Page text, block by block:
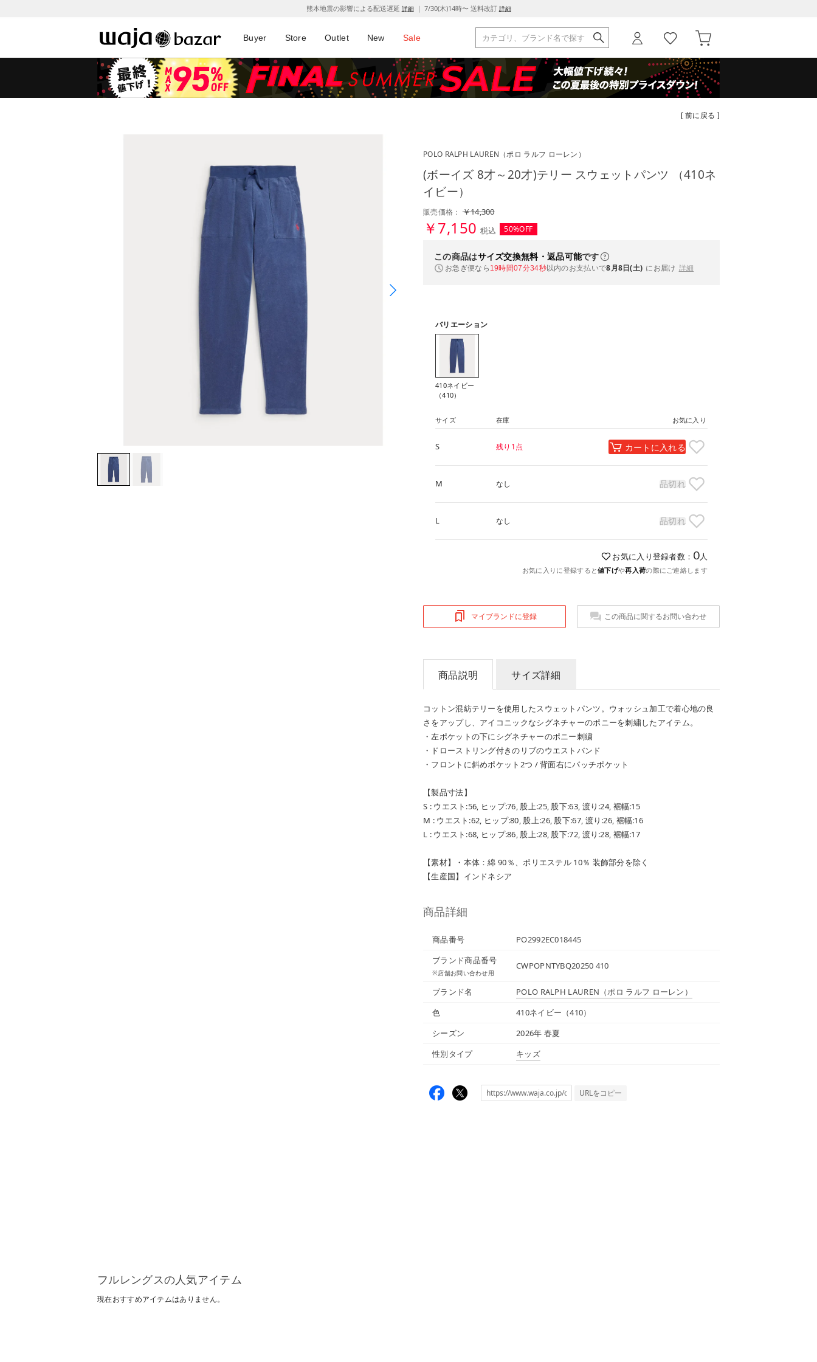
熊本地震の影響による配送遅延 詳細｜ 7/30(木)14時〜 送料改訂 詳細
Buyer Store Outlet New Sale
[ 前に戻る ]
POLO RALPH LAUREN （ポロ ラルフ ローレン）
(ボーイズ 8才～20才)テリー スウェットパンツ （410ネ
イビー）
販売価格：￥14,300
￥7,150 税込 50%OFF
この商品はサイズ交換無料・返品可能です
お急ぎ便なら 19時間07分33秒以内のお支払いで8月8日(土) にお届け 詳細
バリエーション
410ネイビー
（410）
サイズ 在庫 お気に入り
S 残り1点 カートに入れる
M なし 品切れ
L なし 品切れ
お気に入り登録者数： 0人
お気に入りに登録すると値下げや再入荷の際にご連絡します
マイブランドに登録 この商品に関するお問い合わせ
商品説明 サイズ詳細
コットン混紡テリーを使用したスウェットパンツ。ウォッシュ加工で着心地の良
さをアップし、アイコニックなシグネチャーのポニーを刺繍したアイテム。
・左ポケットの下にシグネチャーのポニー刺繍
・ドローストリング付きのリブのウエストバンド
・フロントに斜めポケット2つ / 背面右にパッチポケット
【製品寸法】
S : ウエスト:56, ヒップ:76, 股上:25, 股下:63, 渡り:24, 裾幅:15
M : ウエスト:62, ヒップ:80, 股上:26, 股下:67, 渡り:26, 裾幅:16
L : ウエスト:68, ヒップ:86, 股上:28, 股下:72, 渡り:28, 裾幅:17
【素材】・本体：綿 90％、ポリエステル 10％ 装飾部分を除く
【生産国】インドネシア
商品詳細
商品番号
PO2992EC018445
ブランド商品番号
※店舗お問い合わせ用
CWPOPNTYBQ20250 410
ブランド名 POLO RALPH LAUREN （ポロ ラルフ ローレン）
色
410ネイビー（410）
シーズン
2026年 春夏
性別タイプ
キッズ
URLをコピー
フルレングスの人気アイテム
現在おすすめアイテムはありません。